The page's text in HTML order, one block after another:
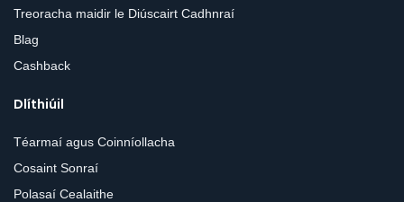
Treoracha maidir le Diúscairt Cadhnraí
Blag
Cashback
Dlíthiúil
Téarmaí agus Coinníollacha
Cosaint Sonraí
Polasaí Cealaithe